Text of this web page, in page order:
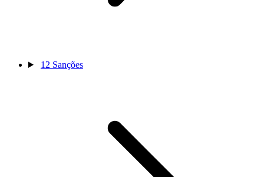
12 Sanções